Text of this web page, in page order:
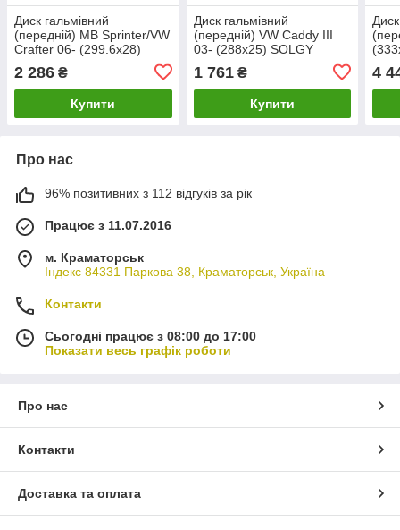
Диск гальмівний
(передній) MB Sprinter/VW
Crafter 06- (299.6x28)
2 286 ₴
Купити
Диск гальмівний
(передній) VW Caddy III
03- (288x25) SOLGY
1 761₴
Купити
4
Про нас
96% позитивних з 112 відгуків за рік
Працює з 11.07.2016
м. Краматорськ
Індекс 84331 Паркова 38, Краматорськ, Україна
Контакти
Сьогодні працює з 08:00 до 17:00
Показати весь графік роботи
Про нас
Контакти
Доставка та оплата